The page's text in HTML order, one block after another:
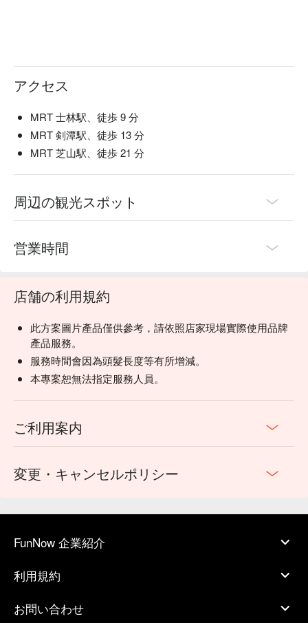
アクセス
MRT 士林駅、徒歩 9 分
MRT 剣潭駅、徒歩 13 分
MRT 芝山駅、徒歩 21 分
周辺の観光スポット
営業時間
店舗の利用規約
此方案圖片產品僅供參考，請依照店家現場實際使用品牌
產品服務。
服務時間會因為頭髮長度等有所增減。
本專案恕無法指定服務人員。
ご利用案内
変更・キャンセルポリシー
FunNow 企業紹介
利用規約
お問い合わせ